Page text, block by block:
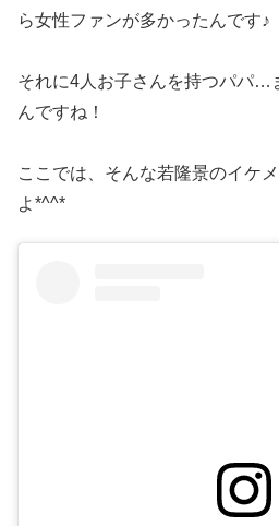
ら女性ファンが多かったんです♪
それに4人お子さんを持つパパ…
んですね！
ここでは、そんな若隆景のイケ
よ*^^*